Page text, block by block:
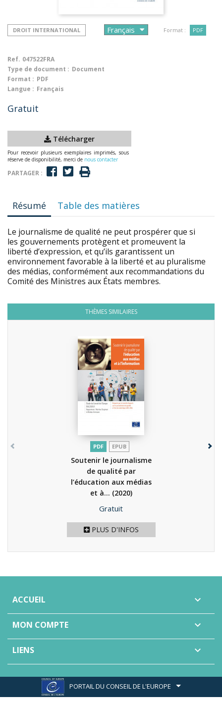
DROIT INTERNATIONAL Format : PDF
Ref. 047522FRA
Type de document : Document
Format : PDF
Langue : Français
Gratuit
Télécharger
Pour recevoir plusieurs exemplaires imprimés, sous
réserve de disponibilité, merci de nous contacter
PARTAGER :
Résumé Table des matières
Le journalisme de qualité ne peut prospérer que si
les gouvernements protègent et promeuvent la
liberté d’expression, et qu’ils garantissent un
environnement favorable à la liberté et au pluralisme
des médias, conformément aux recommandations du
Comité des Ministres aux États membres.
THÈMES SIMILAIRES
PDF EPUB
Soutenir le journalisme
de qualité par
l’éducation aux médias
et à... (2020)
Prix
Gratuit
PLUS D'INFOS
ACCUEIL 
MON COMPTE 
LIENS 
PORTAIL DU CONSEIL DE L'EUROPE